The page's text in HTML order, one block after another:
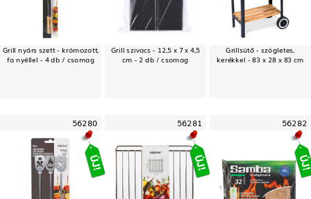
Grill nyárs szett - krómozott,
fa nyéllel - 4 db / csomag
Grill szivacs - 12,5 x 7 x 4,5
cm - 2 db / csomag
Grillsütő - szögletes,
kerékkel - 83 x 28 x 83 cm
56280 56281 56282